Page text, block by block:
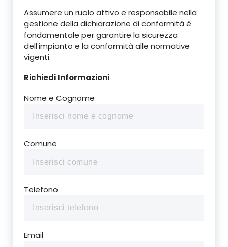
Assumere un ruolo attivo e responsabile nella
gestione della dichiarazione di conformità è
fondamentale per garantire la sicurezza
dell’impianto e la conformità alle normative
vigenti.
Richiedi Informazioni
Nome e Cognome
Comune
Telefono
Email